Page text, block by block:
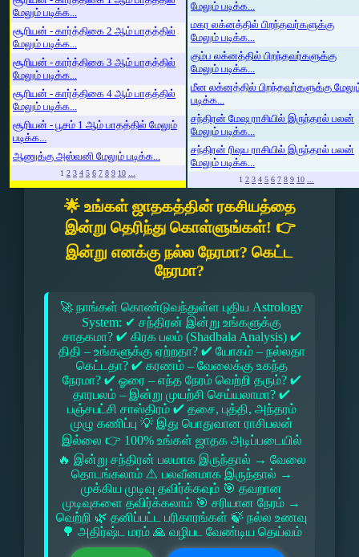
மேலும் படிக்க...
சூரியன் - கார்த்திகை 2 ஆம் பாதத்தில்
மேலும் படிக்க...
சூரியன் - கார்த்திகை 3 ஆம் பாதத்தில்
மேலும் படிக்க...
சூரியன் - கார்த்திகை 4 ஆம் பாதத்தில்
மேலும் படிக்க...
சூரியன் - பூசம் 1 ஆம் பாதத்தில் மேலும்
படிக்க...
ஆணுக்கு அஸ்வனி மேலும் படிக்க...
1 2 3 4 5 6 7 8 9 10 ...
மேலும் படிக்க...
மகர லக்னத்தில் பிறந்தவர்களுக்கு
மேலும் படிக்க...
கும்ப லக்னத்தில் பிறந்தவர்களுக்கு
மேலும் படிக்க...
மீன லக்னத்தில் பிறந்தவர்களுக்கு
படிக்க...
சந்திரன் மேஷ ராசியில் இருந்தால் பலன்
மேலும் படிக்க...
சந்திரன் ரிஷப ராசியில் இருந்தால் பலன்
மேலும் படிக்க...
1 2 3 4 5 6 7 8 9 10 ...
🌟 உங்கள் ஜாதகத்தின் ரகசியத்தை
இன்று தெரிந்து கொள்ளுங்கள்! 👉
இன்று எனக்கு நல்ல நேரமா? கெட்ட
நேரமா?
🚀 நாங்கள் கொண்டுவந்துள்ள புதிய Astrology
System: ✔ சந்திரன் இன்று உங்களுக்கு
சாதகமா? ✔ கிரக பலம் (Shadbala Analysis) ✔
திதி – உங்களுக்கு ஏற்றதா? ✔ யோகம் – நல்லதா
கெட்டதா? ✔ கரணம் – வேலைக்கு உகந்த
நேரமா? ✔ ஓரை – எந்த நேரம் வெற்றி தரும்? ✔
தாரபலம் – இன்று முயற்சி செய்யலாமா? ✔
பஞ்சபட்சி சாஸ்திரம் ✔ தசை, புத்தி, அந்தரம்
முழு கணிப்பு 💡 இது பொதுவான ராசிபலன்
இல்லை 👉 100% உங்கள் ஜாதக அடிப்படையில்
🔥 இன்று சந்திரன் பலமாக இருந்தால் → வேலை
தொடங்கலாம் ⚠ பலவீனமாக இருந்தால் →
முக்கிய முடிவு தவிர்க்கவும் 🎯 தவறான
முடிவுகளை தவிர்க்கலாம் 🎯 சரியான நேரம் →
வெற்றி 🌿 தனிப்பட்ட பரிகாரங்கள் 🍃 நல்ல உணவு
🌳 அதிர்ஷ்ட மரம் 🙏 வழிபட வேண்டிய தெய்வம்